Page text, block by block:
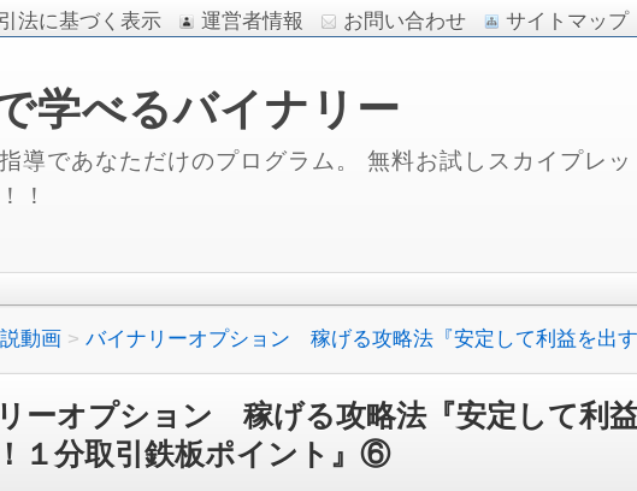
法に基づく表示 運営者情報 お問い合わせ サイトマップ
学べるバイナリー
導であなただけのプログラム。 無料お試しスカイプレッ
！
動画 バイナリーオプション 稼げる攻略法『安定して利益を出
ーオプション 稼げる攻略法『安定して利益
１分取引鉄板ポイント』⑥